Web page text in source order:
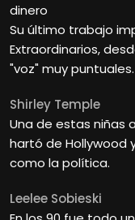
dinero
Su último trabajo
Extraordinarios,
"voz" muy puntuales.
Shirley Temple
Una de estas niñas
hartó de Hollywood
como la política.
Leelee Sobieski